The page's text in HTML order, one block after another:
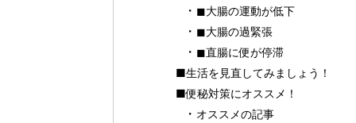
◼︎大腸の運動が低下
◼︎大腸の過緊張
◼︎直腸に便が停滞
■生活を見直してみましょう！
■便秘対策にオススメ！
オススメの記事